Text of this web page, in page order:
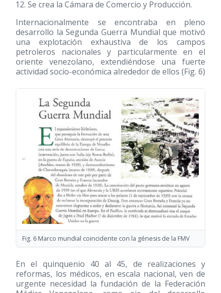
Se crea la Cámara de Comercio y Producción.
Internacionalmente se encontraba en pleno
desarrollo la Segunda Guerra Mundial que motivó
una explotación exhaustiva de los campos
petroleros nacionales y particularmente en el
oriente venezolano, extendiéndose una fuerte
actividad socio-económica alrededor de ellos (Fig. 6)
Fig. 6 Marco mundial coincidente con la génesis de la FMV
En el quinquenio 40 al 45, de realizaciones y
reformas, los médicos, en escala nacional, ven de
urgente necesidad la fundación de la Federación